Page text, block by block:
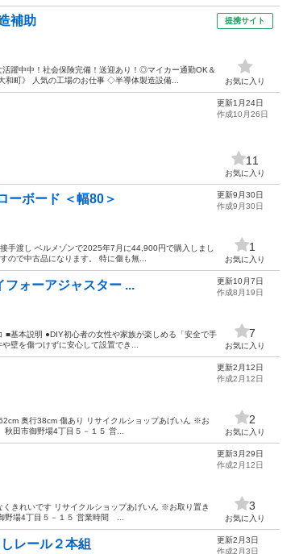
補助
躍中中！社会保険完備！送迎あり！◎マイカー通勤OK＆
町》 人気の工場のお仕事 ◇半導体製造設備...
提携サイト
お気に入り
更新1月24日
作成10月26日
11
お気に入り
ーボード ＜幅80＞
手渡し ベルメゾンで2025年7月に44,900円で購入しまし
ので中古品になります。 特に傷も無...
更新9月30日
作成9月30日
1
お気に入り
フォーアジャスター ...
■基本説明 ●DIY初心者の女性や家族が楽しめる「安全で手
壁を傷つけずに安心して設置でき...
更新10月7日
作成8月19日
7
お気に入り
奥行38cm 傷あり リサイクルショップあげいん ※お
田市御野場4丁目５－１５ 営...
更新2月12日
作成2月12日
2
お気に入り
きれいです リサイクルショップあげいん ※お取り置き
野場4丁目５－１５ 営業時間 ...
更新3月29日
作成2月12日
3
お気に入り
レール２本組
更新2月3日
作成2月3日